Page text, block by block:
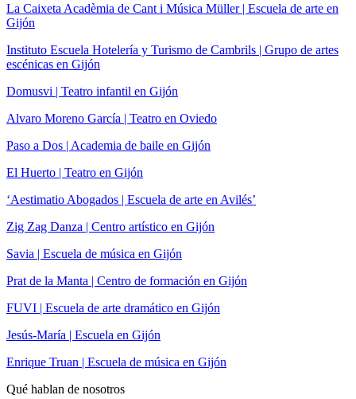
La Caixeta Acadèmia de Cant i Música Müller | Escuela de arte en
Gijón
Instituto Escuela Hotelería y Turismo de Cambrils | Grupo de artes
escénicas en Gijón
Domusvi | Teatro infantil en Gijón
Alvaro Moreno García | Teatro en Oviedo
Paso a Dos | Academia de baile en Gijón
El Huerto | Teatro en Gijón
‘Aestimatio Abogados | Escuela de arte en Avilés’
Zig Zag Danza | Centro artístico en Gijón
Savia | Escuela de música en Gijón
Prat de la Manta | Centro de formación en Gijón
FUVI | Escuela de arte dramático en Gijón
Jesús-María | Escuela en Gijón
Enrique Truan | Escuela de música en Gijón
Qué hablan de nosotros